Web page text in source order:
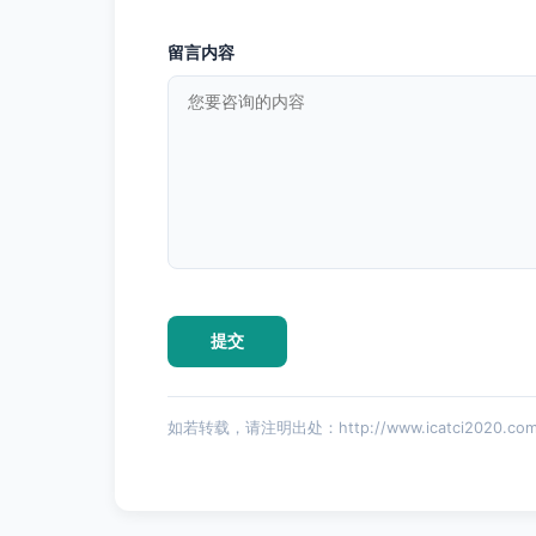
留言内容
如若转载，请注明出处：http://